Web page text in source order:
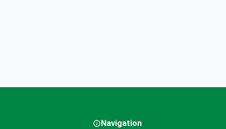
Navigation